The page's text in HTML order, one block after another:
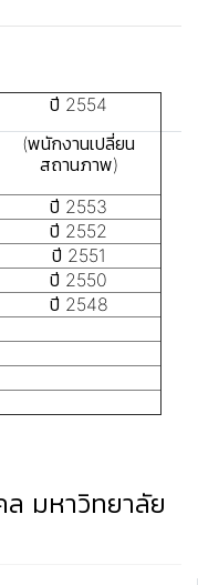
ปี 2554
(พนักงานเปลี่ยน
สถานภาพ)
ปี 2553
ปี 2552
ปี 2551
ปี 2550
ปี 2548
มหาวิทยาลัย